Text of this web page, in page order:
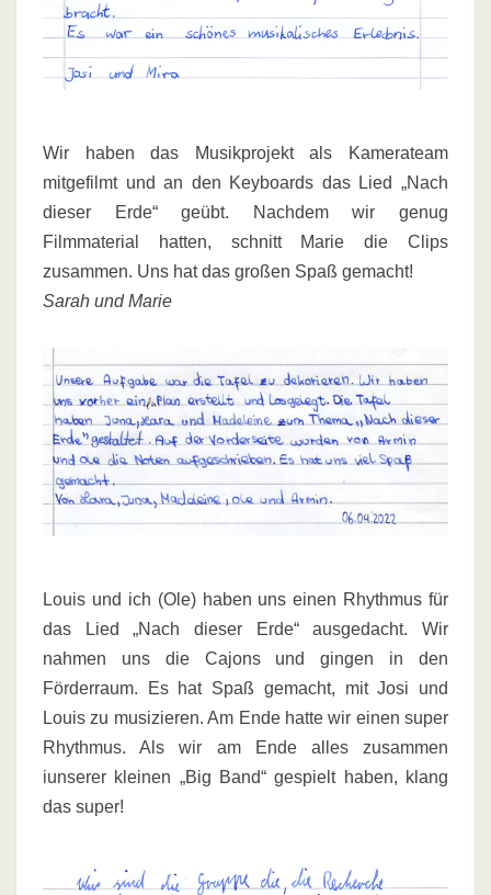
Wir haben das Musikprojekt als Kamerateam
mitgefilmt und an den Keyboards das Lied „Nach
dieser Erde“ geübt. Nachdem wir genug
Filmmaterial hatten, schnitt Marie die Clips
zusammen. Uns hat das großen Spaß gemacht!
Sarah und Marie
Louis und ich (Ole) haben uns einen Rhythmus für
das Lied „Nach dieser Erde“ ausgedacht. Wir
nahmen uns die Cajons und gingen in den
Förderraum. Es hat Spaß gemacht, mit Josi und
Louis zu musizieren. Am Ende hatte wir einen super
Rhythmus. Als wir am Ende alles zusammen
iunserer kleinen „Big Band“ gespielt haben, klang
das super!